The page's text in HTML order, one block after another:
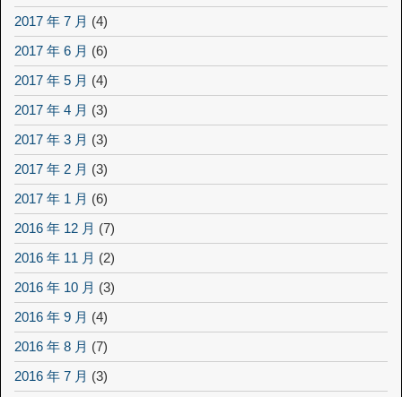
2017 年 7 月 (4)
2017 年 6 月 (6)
2017 年 5 月 (4)
2017 年 4 月 (3)
2017 年 3 月 (3)
2017 年 2 月 (3)
2017 年 1 月 (6)
2016 年 12 月 (7)
2016 年 11 月 (2)
2016 年 10 月 (3)
2016 年 9 月 (4)
2016 年 8 月 (7)
2016 年 7 月 (3)